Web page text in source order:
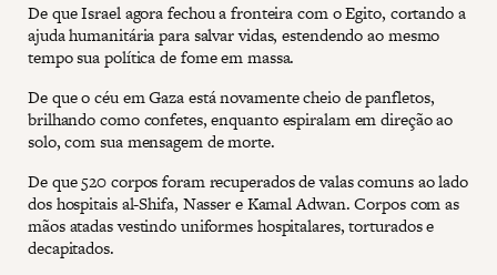
De que Israel agora fechou a fronteira com o Egito, cortando a
ajuda humanitária para salvar vidas, estendendo ao mesmo
tempo sua política de fome em massa.
De que o céu em Gaza está novamente cheio de panfletos,
brilhando como confetes, enquanto espiralam em direção ao
solo, com sua mensagem de morte.
De que 520 corpos foram recuperados de valas comuns ao lado
dos hospitais al-Shifa, Nasser e Kamal Adwan. Corpos com as
mãos atadas vestindo uniformes hospitalares, torturados e
decapitados.